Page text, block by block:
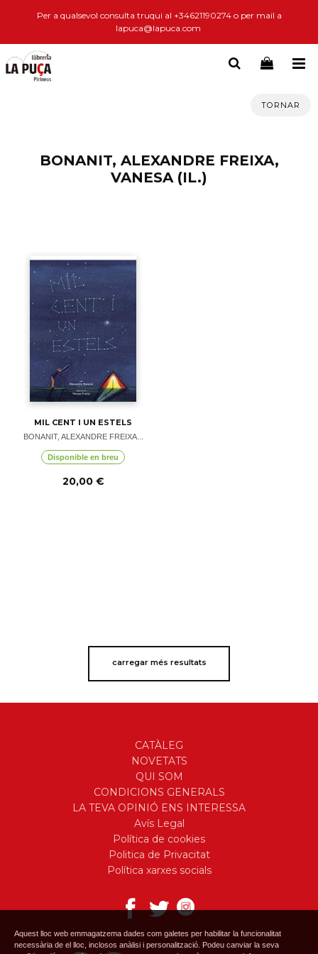
Per a qualsevol consulta truqui al +34621190274 o per mail a
lapuca@lapuca.com
TORNAR
BONANIT, ALEXANDRE FREIXA,
VANESA (IL.)
MIL CENT I UN ESTELS
BONANIT, ALEXANDRE FREIXA...
Disponible en breu
20,00 €
carregar més resultats
CATÀLEG
NOVETATS
QUI SOM
CONDICIONS GENERALS
LA TEVA OPINIÓ ENS INTERESSA
Avís Legal
Política de cookies
Politica de Privacitat
Política xarxes socials
Aquest lloc web emmagatzema dades com galetes per habilitar la funcionalitat
necessària de el lloc, inclosos anàlisi i personalització. Podeu canviar la seva